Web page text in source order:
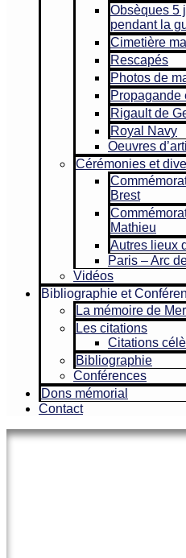
Obsèques 5
pendant la
Cimetière
Rescapés
Photos de
Propagande
Rigault de
Royal Navy
Oeuvres
Cérémonies et
Brest
Mathieu
Autres lieux
Paris – Arc
Vidéos
Bibliographie et
La mémoire de
Les citations
Citations
Bibliographie
Conférences
Dons mémorial
Contact